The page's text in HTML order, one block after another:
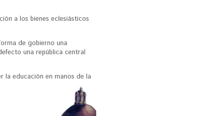
a los bienes eclesiásticos
de gobierno una
una república central
la educación en manos de la